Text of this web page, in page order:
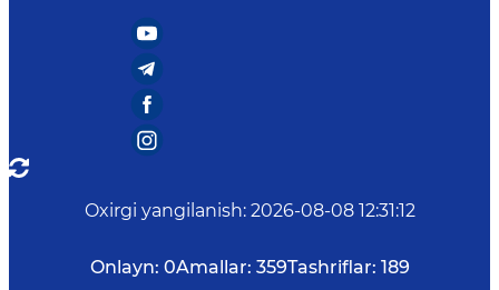
Oxirgi yangilanish: 2026-08-08 12:31:12
Onlayn: 0Amallar: 359Tashriflar: 189